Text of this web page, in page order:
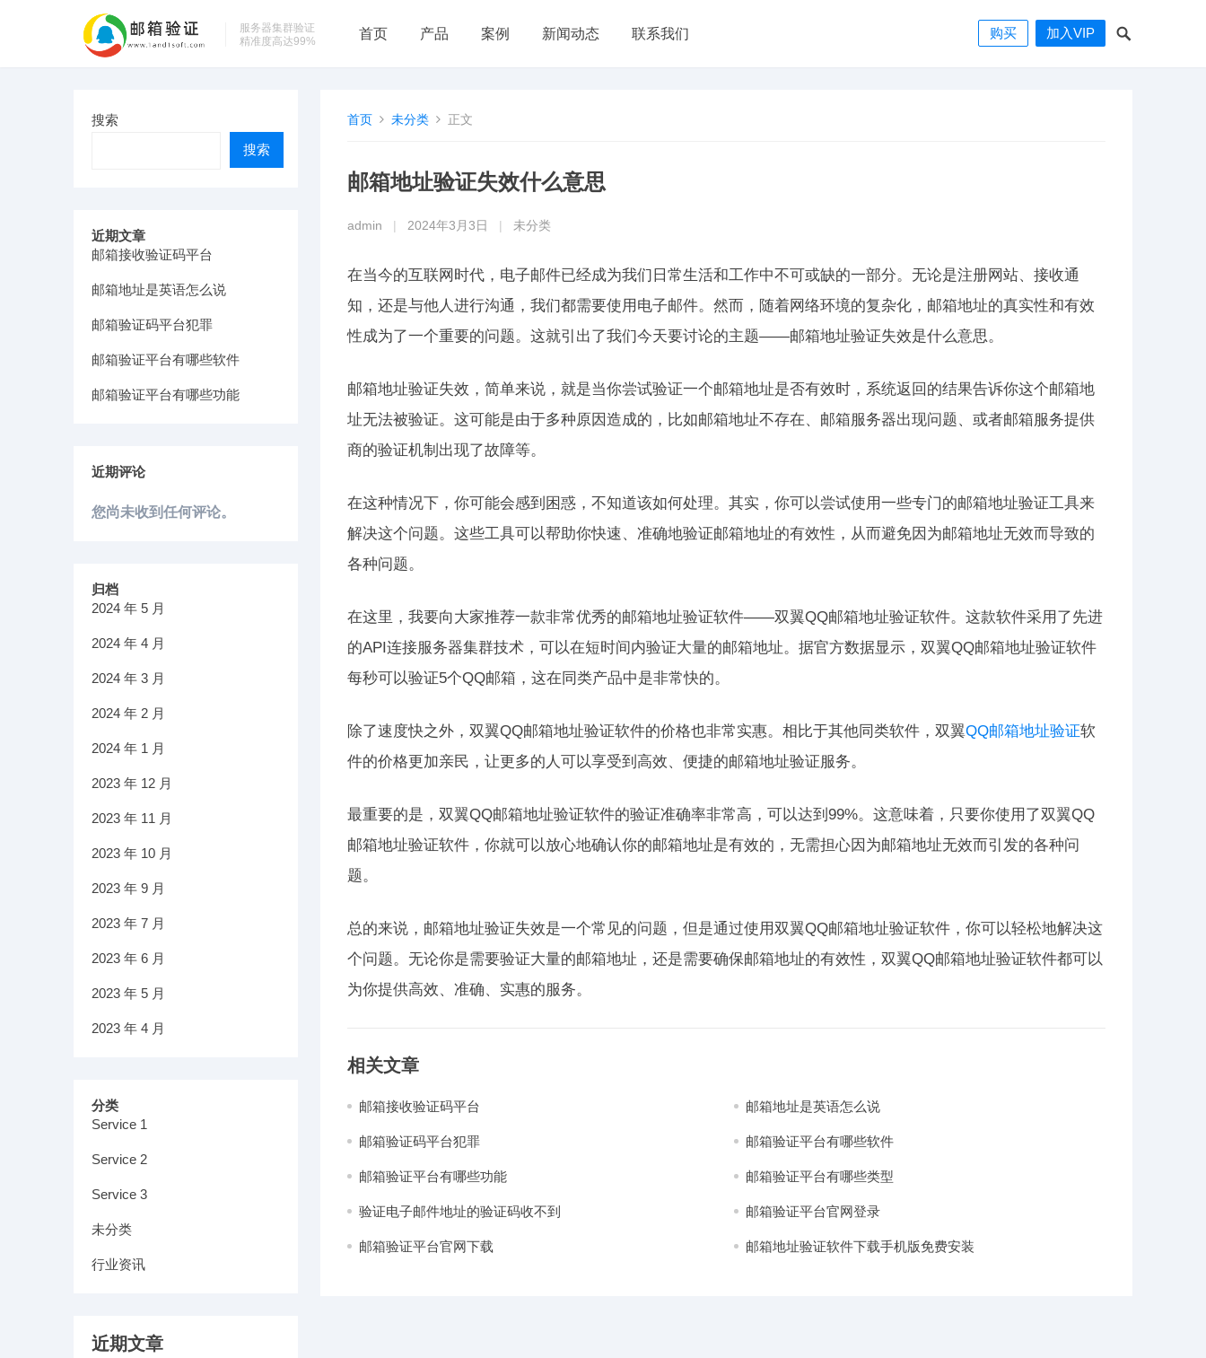
服务器集群验证
精准度高达99%
首页 产品 案例 新闻动态 联系我们 购买 加入VIP
首页 未分类 正文
邮箱地址验证失效什么意思
admin 2024年3月3日 未分类
在当今的互联网时代，电子邮件已经成为我们日常生活和工作中不可或缺的一部分。无论是注册网站、接收通
知，还是与他人进行沟通，我们都需要使用电子邮件。然而，随着网络环境的复杂化，邮箱地址的真实性和有效
性成为了一个重要的问题。这就引出了我们今天要讨论的主题——邮箱地址验证失效是什么意思。
邮箱地址验证失效，简单来说，就是当你尝试验证一个邮箱地址是否有效时，系统返回的结果告诉你这个邮箱地
址无法被验证。这可能是由于多种原因造成的，比如邮箱地址不存在、邮箱服务器出现问题、或者邮箱服务提供
商的验证机制出现了故障等。
在这种情况下，你可能会感到困惑，不知道该如何处理。其实，你可以尝试使用一些专门的邮箱地址验证工具来
解决这个问题。这些工具可以帮助你快速、准确地验证邮箱地址的有效性，从而避免因为邮箱地址无效而导致的
各种问题。
在这里，我要向大家推荐一款非常优秀的邮箱地址验证软件——双翼QQ邮箱地址验证软件。这款软件采用了先进
的API连接服务器集群技术，可以在短时间内验证大量的邮箱地址。据官方数据显示，双翼QQ邮箱地址验证软件
每秒可以验证5个QQ邮箱，这在同类产品中是非常快的。
除了速度快之外，双翼QQ邮箱地址验证软件的价格也非常实惠。相比于其他同类软件，双翼QQ邮箱地址验证软
件的价格更加亲民，让更多的人可以享受到高效、便捷的邮箱地址验证服务。
最重要的是，双翼QQ邮箱地址验证软件的验证准确率非常高，可以达到99%。这意味着，只要你使用了双翼QQ
邮箱地址验证软件，你就可以放心地确认你的邮箱地址是有效的，无需担心因为邮箱地址无效而引发的各种问
题。
总的来说，邮箱地址验证失效是一个常见的问题，但是通过使用双翼QQ邮箱地址验证软件，你可以轻松地解决这
个问题。无论你是需要验证大量的邮箱地址，还是需要确保邮箱地址的有效性，双翼QQ邮箱地址验证软件都可以
为你提供高效、准确、实惠的服务。
相关文章
邮箱接收验证码平台 邮箱地址是英语怎么说
邮箱验证码平台犯罪 邮箱验证平台有哪些软件
邮箱验证平台有哪些功能 邮箱验证平台有哪些类型
验证电子邮件地址的验证码收不到 邮箱验证平台官网登录
邮箱验证平台官网下载 邮箱地址验证软件下载手机版免费安装
搜索
搜索
近期文章
邮箱接收验证码平台
邮箱地址是英语怎么说
邮箱验证码平台犯罪
邮箱验证平台有哪些软件
邮箱验证平台有哪些功能
近期评论
您尚未收到任何评论。
归档
2024 年 5 月
2024 年 4 月
2024 年 3 月
2024 年 2 月
2024 年 1 月
2023 年 12 月
2023 年 11 月
2023 年 10 月
2023 年 9 月
2023 年 7 月
2023 年 6 月
2023 年 5 月
2023 年 4 月
分类
Service 1
Service 2
Service 3
未分类
行业资讯
近期文章